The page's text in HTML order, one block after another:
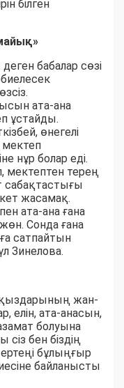
білген
бабалар сөзі
ата-ана
ұстайды.
өнегелі
мектеп
нұр болар еді.
мектептен терең
сабақтастығы
жасамақ.
ата-ана ғана
Сонда ғана
сатпайтын
Зинелова.
қыздарының жан-
елін, ата-анасын,
болуына
сіз бен біздің
бұлыңғыр
байланысты